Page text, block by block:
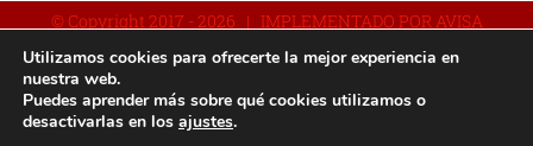
© Copyright 2017 - 2026 | IMPLEMENTADO POR AVISA
FacebookYouTubeInstagram
Utilizamos cookies para ofrecerte la mejor experiencia en
nuestra web.
Puedes aprender más sobre qué cookies utilizamos o
desactivarlas en los ajustes.